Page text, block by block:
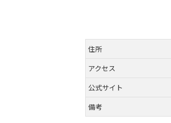
住所
アクセス
公式サイト
備考